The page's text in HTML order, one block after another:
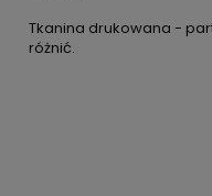
Tkanina drukowana -
różnić.